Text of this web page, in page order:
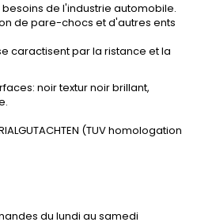
de l'industrie automobile.
de pare-chocs et d'autres ents
caractisent par la ristance et la
noir textur noir brillant,
(TUV homologation
du lundi au samedi